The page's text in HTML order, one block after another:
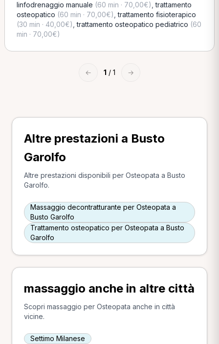
linfodrenaggio manuale (60 min · 70,00€) ,trattamento
osteopatico (60 min · 70,00€) ,trattamento fisioterapico
(30 min · 40,00€) ,trattamento osteopatico pediatrico (60
min · 70,00€)
← 1 / 1 →
Altre prestazioni a Busto
Garolfo
Altre prestazioni disponibili per Osteopata a Busto
Garolfo.
Massaggio decontratturante per Osteopata a
Busto Garolfo
Trattamento osteopatico per Osteopata a Busto
Garolfo
massaggio anche in altre città
Scopri massaggio per Osteopata anche in città
vicine.
Settimo Milanese